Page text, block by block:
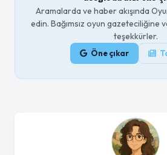
Aramalarda ve haber akışında
edin. Bağımsız oyun gazeteciliğine
teşekkürler.
Öne çıkar